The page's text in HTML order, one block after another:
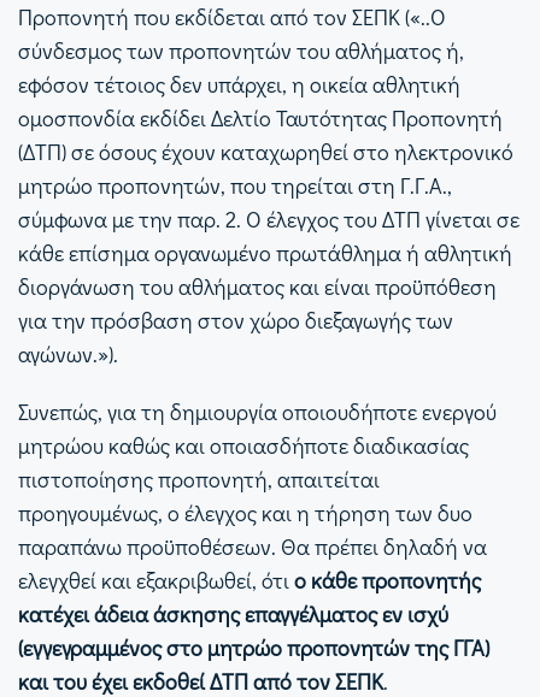
Προπονητή που εκδίδεται από τον ΣΕΠΚ («..Ο
σύνδεσμος των προπονητών του αθλήματος ή,
εφόσον τέτοιος δεν υπάρχει, η οικεία αθλητική
ομοσπονδία εκδίδει Δελτίο Ταυτότητας Προπονητή
(ΔΤΠ) σε όσους έχουν καταχωρηθεί στο ηλεκτρονικό
μητρώο προπονητών, που τηρείται στη Γ.Γ.Α.,
σύμφωνα με την παρ. 2. Ο έλεγχος του ΔΤΠ γίνεται σε
κάθε επίσημα οργανωμένο πρωτάθλημα ή αθλητική
διοργάνωση του αθλήματος και είναι προϋπόθεση
για την πρόσβαση στον χώρο διεξαγωγής των
αγώνων.»).
Συνεπώς, για τη δημιουργία οποιουδήποτε ενεργού
μητρώου καθώς και οποιασδήποτε διαδικασίας
πιστοποίησης προπονητή, απαιτείται
προηγουμένως, ο έλεγχος και η τήρηση των δυο
παραπάνω προϋποθέσεων. Θα πρέπει δηλαδή να
ελεγχθεί και εξακριβωθεί, ότιο κάθε προπονητής
κατέχει άδεια άσκησης επαγγέλματος εν ισχύ
(εγγεγραμμένος στο μητρώο προπονητών της ΓΓΑ)
και του έχει εκδοθεί ΔΤΠ από τον ΣΕΠΚ.